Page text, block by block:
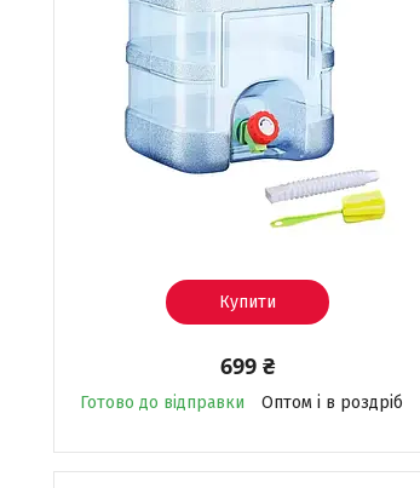
Купити
699 ₴
Готово до відправки Оптом і в роздріб